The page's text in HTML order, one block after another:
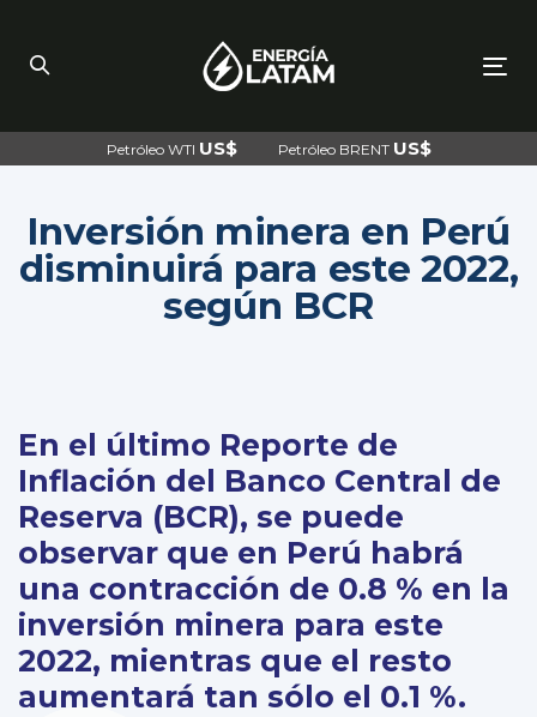
primary
navigation
content
Petróleo WTI US$ Petróleo BRENT US$
Inversión minera en Perú
disminuirá para este 2022,
según BCR
En el último Reporte de
Inflación del Banco Central de
Reserva (BCR), se puede
observar que en Perú habrá
una contracción de 0.8 % en la
inversión minera para este
2022, mientras que el resto
aumentará tan sólo el 0.1 %.